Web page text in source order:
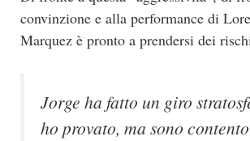
convinzione e alla performance di
Marquez è pronto a prendersi dei
Jorge ha fatto un giro
ho provato, ma sono